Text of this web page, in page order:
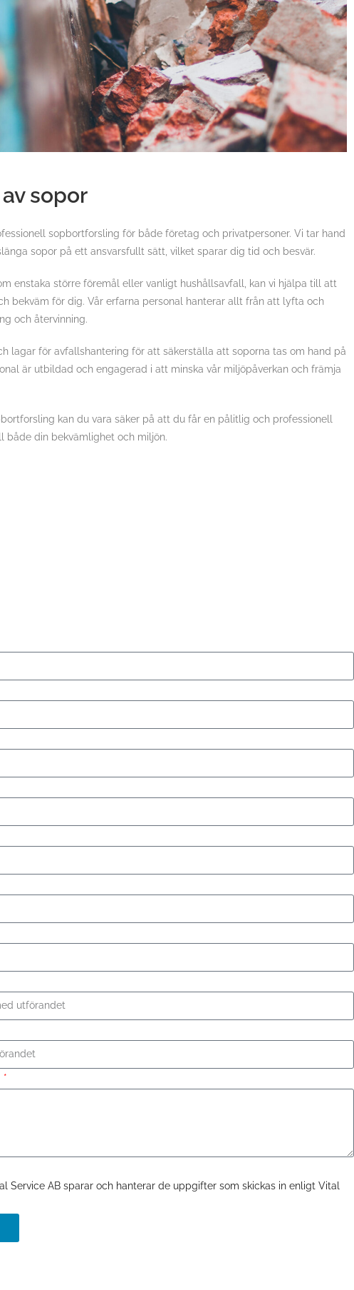
sopor
sopbortforsling för både företag och privatpersoner. Vi tar hand
sopor på ett ansvarsfullt sätt, vilket sparar dig tid och besvär.
enstaka större föremål eller vanligt hushållsavfall, kan vi hjälpa till att
bekväm för dig. Vår erfarna personal hanterar allt från att lyfta och
och återvinning.
lagar för avfallshantering för att säkerställa att soporna tas om hand på
är utbildad och engagerad i att minska vår miljöpåverkan och främja
kan du vara säker på att du får en pålitlig och professionell
både din bekvämlighet och miljön.
Service AB sparar och hanterar de uppgifter som skickas in enligt Vital